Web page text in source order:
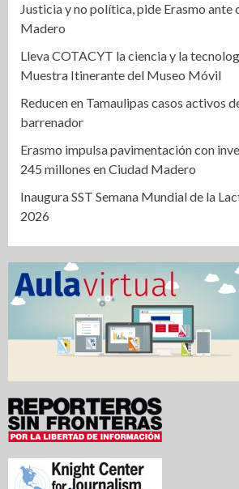
Justicia y no política, pide Erasmo ante
Madero
Lleva COTACYT la ciencia y la
Muestra Itinerante del Museo Móvil
Reducen en Tamaulipas casos activos
barrenador
Erasmo impulsa pavimentación con
245 millones en Ciudad Madero
Inaugura SST Semana Mundial de la
2026